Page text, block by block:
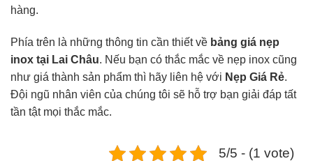
hàng.
Phía trên là những thông tin cần thiết về bảng giá nẹp
inox tại Lai Châu. Nếu bạn có thắc mắc về nẹp inox cũng
như giá thành sản phẩm thì hãy liên hệ với Nẹp Giá Rẻ.
Đội ngũ nhân viên của chúng tôi sẽ hỗ trợ bạn giải đáp tất
tần tật mọi thắc mắc.
5/5 - (1 vote)